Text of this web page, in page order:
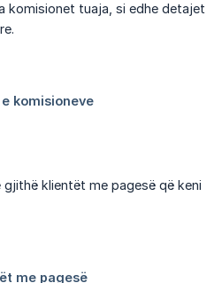
komisionet tuaja, si edhe detajet
klientët me pagesë që keni